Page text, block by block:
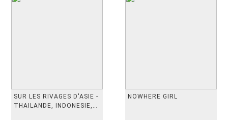
SUR LES RIVAGES D'ASIE -
THAILANDE, INDONESIE,
NOWHERE GIRL